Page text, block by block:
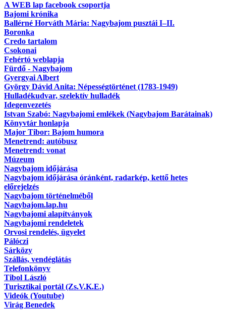
A WEB lap facebook csoportja
Bajomi krónika
Ballérné Horváth Mária: Nagybajom pusztái I–II.
Boronka
Credo tartalom
Csokonai
Fehértó weblapja
Fürdő - Nagybajom
Gyergyai Albert
György Dávid Anita: Népességtörténet (1783-1949)
Hulladékudvar, szelektív hulladék
Idegenvezetés
Istvan Szabó: Nagybajomi emlékek (Nagybajom Barátainak)
Könyvtár honlapja
Major Tibor: Bajom humora
Menetrend: autóbusz
Menetrend: vonat
Múzeum
Nagybajom időjárása
Nagybajom időjárása óránként, radarkép, kettő hetes
előrejelzés
Nagybajom történelméből
Nagybajom.lap.hu
Nagybajomi alapítványok
Nagybajomi rendeletek
Orvosi rendelés, ügyelet
Pálóczi
Sárközy
Szállás, vendéglátás
Telefonkönyv
Tibol László
Turisztikai portál (Zs.V.K.E.)
Videók (Youtube)
Virág Benedek